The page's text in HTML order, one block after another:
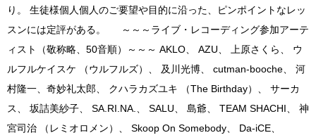
り。 生徒様個人個人のご要望や目的に沿った、ピンポイントなレッ
スンには定評がある。 ～～～ライブ・レコーディング参加アーテ
ィスト（敬称略、50音順）～～～ AKLO、 AZU、 上原さくら、 ウ
ルフルケイスケ （ウルフルズ）、 及川光博、 cutman-booche、 河
村隆一、奇妙礼太郎、 クハラカズユキ （The Birthday）、 サーカ
ス、 坂詰美紗子、 SA.RI.NA.、 SALU、 島爺、 TEAM SHACHI、 神
宮司治 （レミオロメン）、 Skoop On Somebody、 Da-iCE、